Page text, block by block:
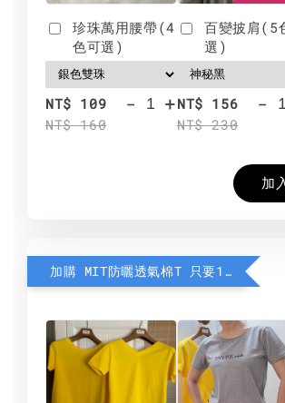
珍珠萬用腰帶(4
色可選)
NT$ 109
NT$ 160
- +
百變披肩(5
選)
NT$ 156
NT$ 230
-
加
加購 MIT防曬透氣棉T 只要190元